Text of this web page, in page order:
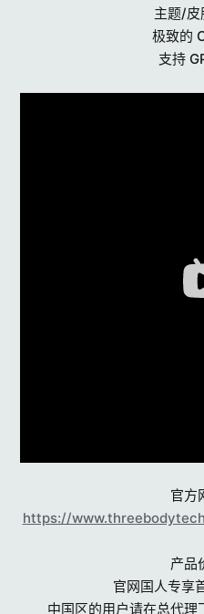
主题/皮
极致的
支持
官方
https://
产品
官网国人专享
中国区的用户请在总代理